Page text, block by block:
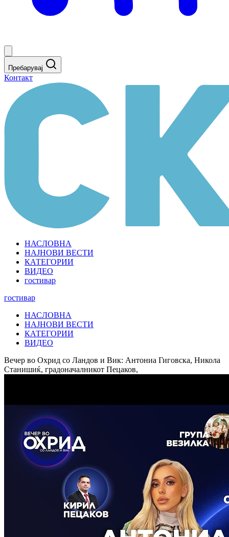
Пребарувај
Контакт
НАСЛОВНА
НАЈНОВИ ВЕСТИ
КАТЕГОРИИ
ВИДЕО
гостивар
гостивар
НАСЛОВНА
НАЈНОВИ ВЕСТИ
КАТЕГОРИИ
ВИДЕО
Вечер во Охрид со Ландов и Вик: Антониа Гиговска, Никола
Станишиќ, градоначалникот Пецаков,